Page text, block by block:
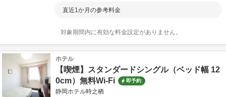
直近1か月の参考料金
対象期間内に有効な料金設定がありません。
ホテル
【喫煙】スタンダードシングル（ベッド幅 12
0cm）無料Wi-Fi
即予約
静岡ホテル時之栖